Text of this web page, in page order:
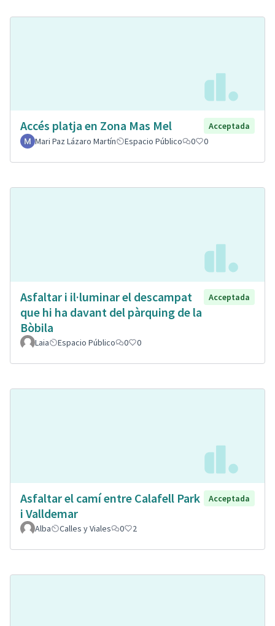
Accés platja en Zona Mas Mel
Acceptada
Mari Paz Lázaro Martín
Espacio Público 0 0
Asfaltar i il·luminar el descampat
que hi ha davant del pàrquing de la
Bòbila
Acceptada
Laia Espacio Público 0 0
Asfaltar el camí entre Calafell Park
i Valldemar
Acceptada
Alba Calles y Viales 0 2